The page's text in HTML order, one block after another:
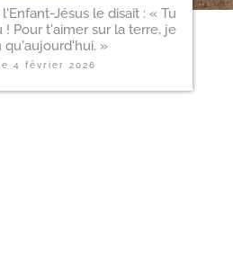
Jésus le disait : « Tu
! Pour t'aimer sur la terre, je
qu'aujourd'hui. »
le4 février 2026